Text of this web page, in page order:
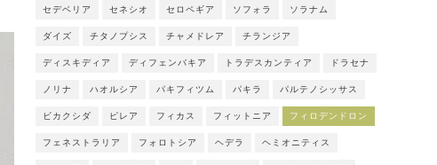
セデベリア セネシオ セロペギア ソフォラ ソラナム
ダイズ チタノプシス チャメドレア チランジア
ディスキディア ディフェンバキア トラデスカンティア ドラセナ
ノリナ ハオルシア パキフィツム パキラ パルテノシッサス
ビカクシダ ピレア フィカス フィットニア フィロデンドロン
フェネストラリア フォロトシア ヘデラ ヘミオニティス